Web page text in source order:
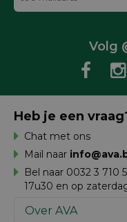
Volg
Over AVA
Heb je een
Chat met ons
Mail naar
Bel naar 0032 3 710
17u30 en op